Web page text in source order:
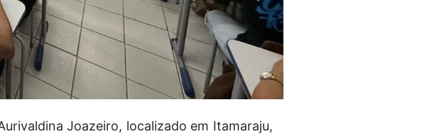
Joazeiro, localizado em Itamaraju,